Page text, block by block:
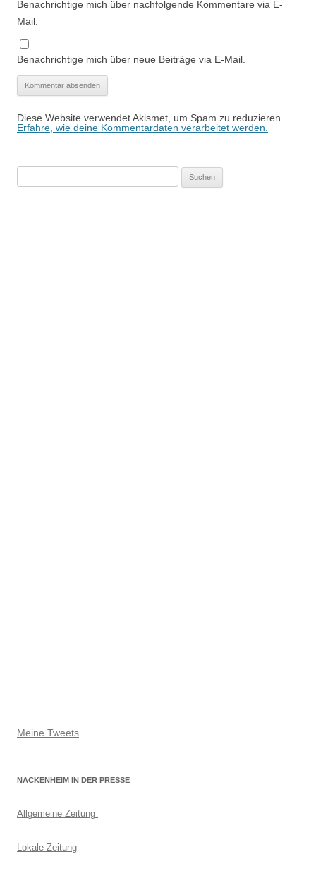
Benachrichtige mich über nachfolgende Kommentare via E-
Mail.
Benachrichtige mich über neue Beiträge via E-Mail.
Diese Website verwendet Akismet, um Spam zu reduzieren.
Erfahre, wie deine Kommentardaten verarbeitet werden.
Meine Tweets
NACKENHEIM IN DER PRESSE
Allgemeine Zeitung
Lokale Zeitung